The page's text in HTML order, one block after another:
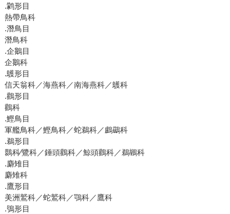
.鹲形目
熱帶鳥科
.潛鳥目
潛鳥科
.企鵝目
企鵝科
.鸌形目
信天翁科／海燕科／南海燕科／鸌科
.鸛形目
鸛科
.鰹鳥目
軍艦鳥科／鰹鳥科／蛇鵜科／鸕鷀科
.鵜形目
䴉科∕鷺科／錘頭鸛科／鯨頭鸛科／鵜鶘科
.麝雉目
麝雉科
.鷹形目
美洲鷲科／蛇鷲科／鶚科／鷹科
.鴞形目